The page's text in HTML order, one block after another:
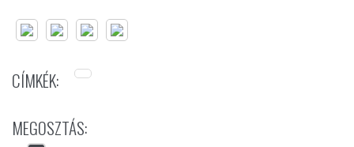
CÍMKÉK:
MEGOSZTÁS: